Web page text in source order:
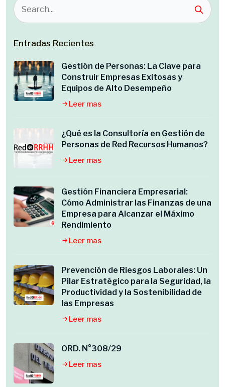
Entradas Recientes
Gestión de Personas: La Clave para
Construir Empresas Exitosas y
Equipos de Alto Desempeño
Leer mas
¿Qué es la Consultoría en Gestión de
Personas de Red Recursos Humanos?
Leer mas
Gestión Financiera Empresarial:
Cómo Administrar las Finanzas de una
Empresa para Alcanzar el Máximo
Rendimiento
Leer mas
Prevención de Riesgos Laborales: Un
Pilar Estratégico para la Seguridad, la
Productividad y la Sostenibilidad de
las Empresas
Leer mas
ORD. N°308/29
Leer mas